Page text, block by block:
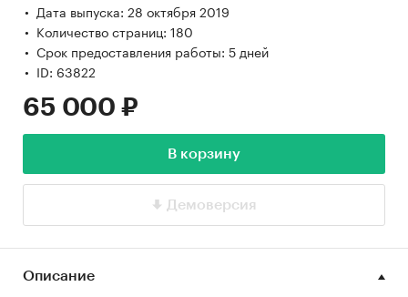
Дата выпуска: 28 октября 2019
Количество страниц: 180
Срок предоставления работы: 5 дней
ID: 63822
65 000 ₽
В корзину
Демоверсия
Описание